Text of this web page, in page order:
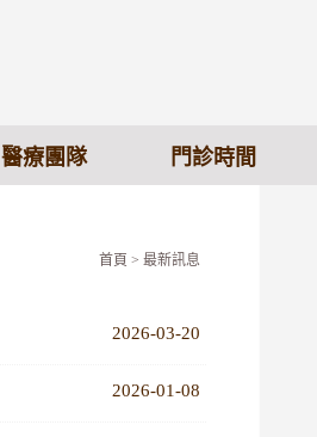
醫療團隊 門診時間
首頁 > 最新訊息
2026-03-20
2026-01-08